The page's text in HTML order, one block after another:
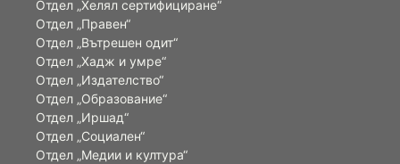
Отдел „Хелял сертифициране“
Отдел „Правен“
Отдел „Вътрешен одит“
Отдел „Хадж и умре“
Отдел „Издателство“
Отдел „Образование“
Отдел „Иршад“
Отдел „Социален“
Отдел „Медии и култура“